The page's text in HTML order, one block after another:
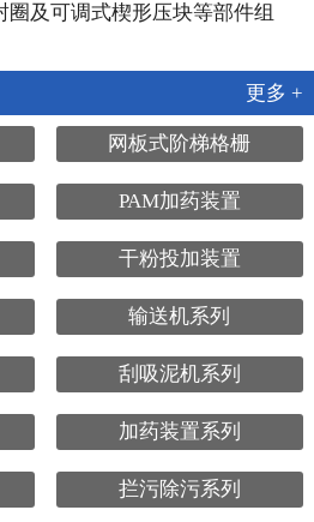
及可调式楔形压块等部件组
更多 +
网板式阶梯格栅
PAM加药装置
干粉投加装置
输送机系列
刮吸泥机系列
加药装置系列
拦污除污系列